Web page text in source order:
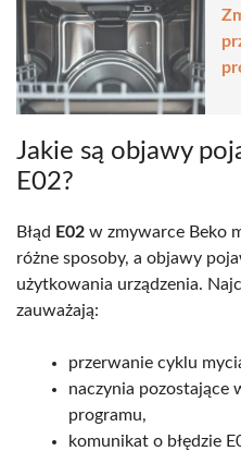
Jakie są objawy
E02?
Błąd E02 w zmywarce Beko
różne sposoby, a objawy
użytkowania urządzenia.
zauważają:
przerwanie cyklu
naczynia pozostające
programu,
komunikat o błędzie